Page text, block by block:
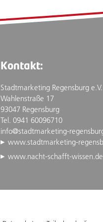
Kontakt:
Stadtmarketing Regensburg e.V.
Wahlenstraße 17
93047 Regensburg
Tel. 0941 60096710
info@stadtmarketing-
www.stadtmarketing-
www.nacht-schafft-wissen.de